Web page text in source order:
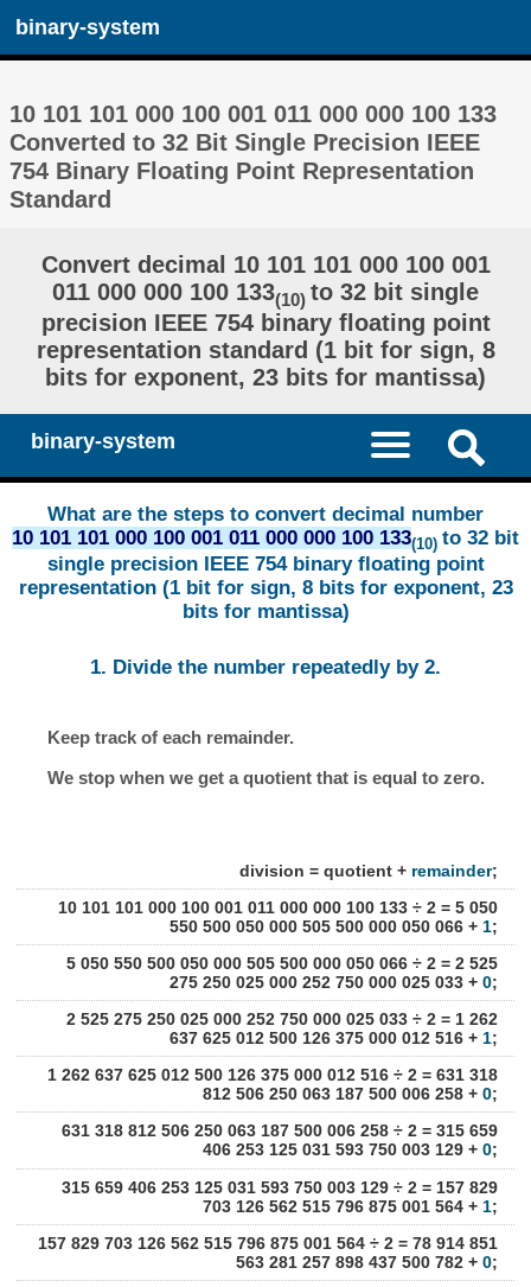
binary-system
10 101 101 000 100 001 011 000 000 100 133
Converted to 32 Bit Single Precision IEEE
754 Binary Floating Point Representation
Standard
Convert decimal 10 101 101 000 100 001
011 000 000 100 133(10) to 32 bit single
precision IEEE 754 binary floating point
representation standard (1 bit for sign, 8
bits for exponent, 23 bits for mantissa)
binary-system
What are the steps to convert decimal number
10 101 101 000 100 001 011 000 000 100 133(10) to 32 bit
single precision IEEE 754 binary floating point
representation (1 bit for sign, 8 bits for exponent, 23
bits for mantissa)
1. Divide the number repeatedly by 2.
Keep track of each remainder.
We stop when we get a quotient that is equal to zero.
division = quotient + remainder;
10 101 101 000 100 001 011 000 000 100 133 ÷ 2 = 5 050
550 500 050 000 505 500 000 050 066 + 1;
5 050 550 500 050 000 505 500 000 050 066 ÷ 2 = 2 525
275 250 025 000 252 750 000 025 033 + 0;
2 525 275 250 025 000 252 750 000 025 033 ÷ 2 = 1 262
637 625 012 500 126 375 000 012 516 + 1;
1 262 637 625 012 500 126 375 000 012 516 ÷ 2 = 631 318
812 506 250 063 187 500 006 258 + 0;
631 318 812 506 250 063 187 500 006 258 ÷ 2 = 315 659
406 253 125 031 593 750 003 129 + 0;
315 659 406 253 125 031 593 750 003 129 ÷ 2 = 157 829
703 126 562 515 796 875 001 564 + 1;
157 829 703 126 562 515 796 875 001 564 ÷ 2 = 78 914 851
563 281 257 898 437 500 782 + 0;